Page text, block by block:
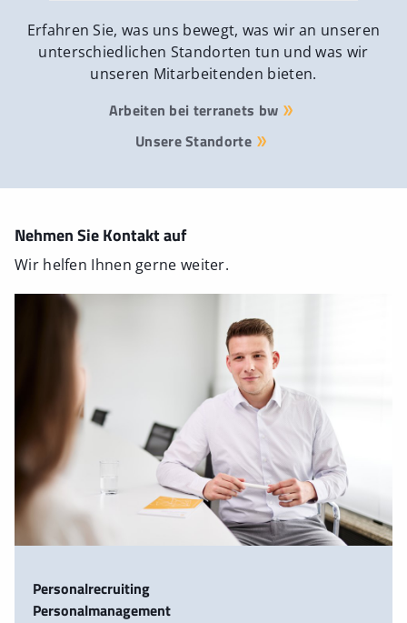
Externe Medien erlauben
Erfahren Sie, was uns bewegt, was wir an unseren
unterschiedlichen Standorten tun und was wir
unseren Mitarbeitenden bieten.
Arbeiten bei terranets bw
Unsere Standorte
Nehmen Sie Kontakt auf
Wir helfen Ihnen gerne weiter.
Personalrecruiting
Personalmanagement